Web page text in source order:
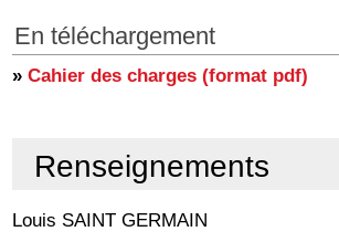
En téléchargement
»Cahier des charges (format pdf)
Renseignements
Louis SAINT GERMAIN